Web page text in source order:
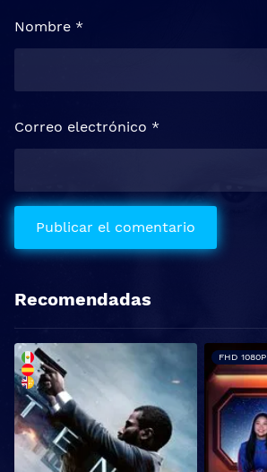
Nombre *
Correo electrónico *
Recomendadas
FHD 1080P